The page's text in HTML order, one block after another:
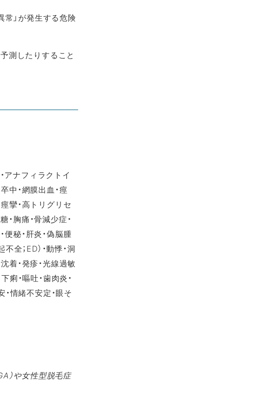
常」が発生する危険
測したりすること
アナフィラクトイ
中・網膜出血・痙
攣・高トリグリセ
胸痛・骨減少症・
便秘・肝炎・偽脳腫
全；ED）・動悸・洞
着・発疹・光線過敏
痢・嘔吐・歯肉炎・
・情緒不安定・眼そ
）や女性型脱毛症